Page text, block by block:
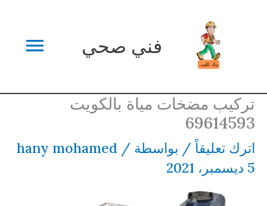
فني صحي
تركيب مضخات مياة بالكويت
69614593
اترك تعليقاً / بواسطة hany mohamed /
5 ديسمبر، 2021